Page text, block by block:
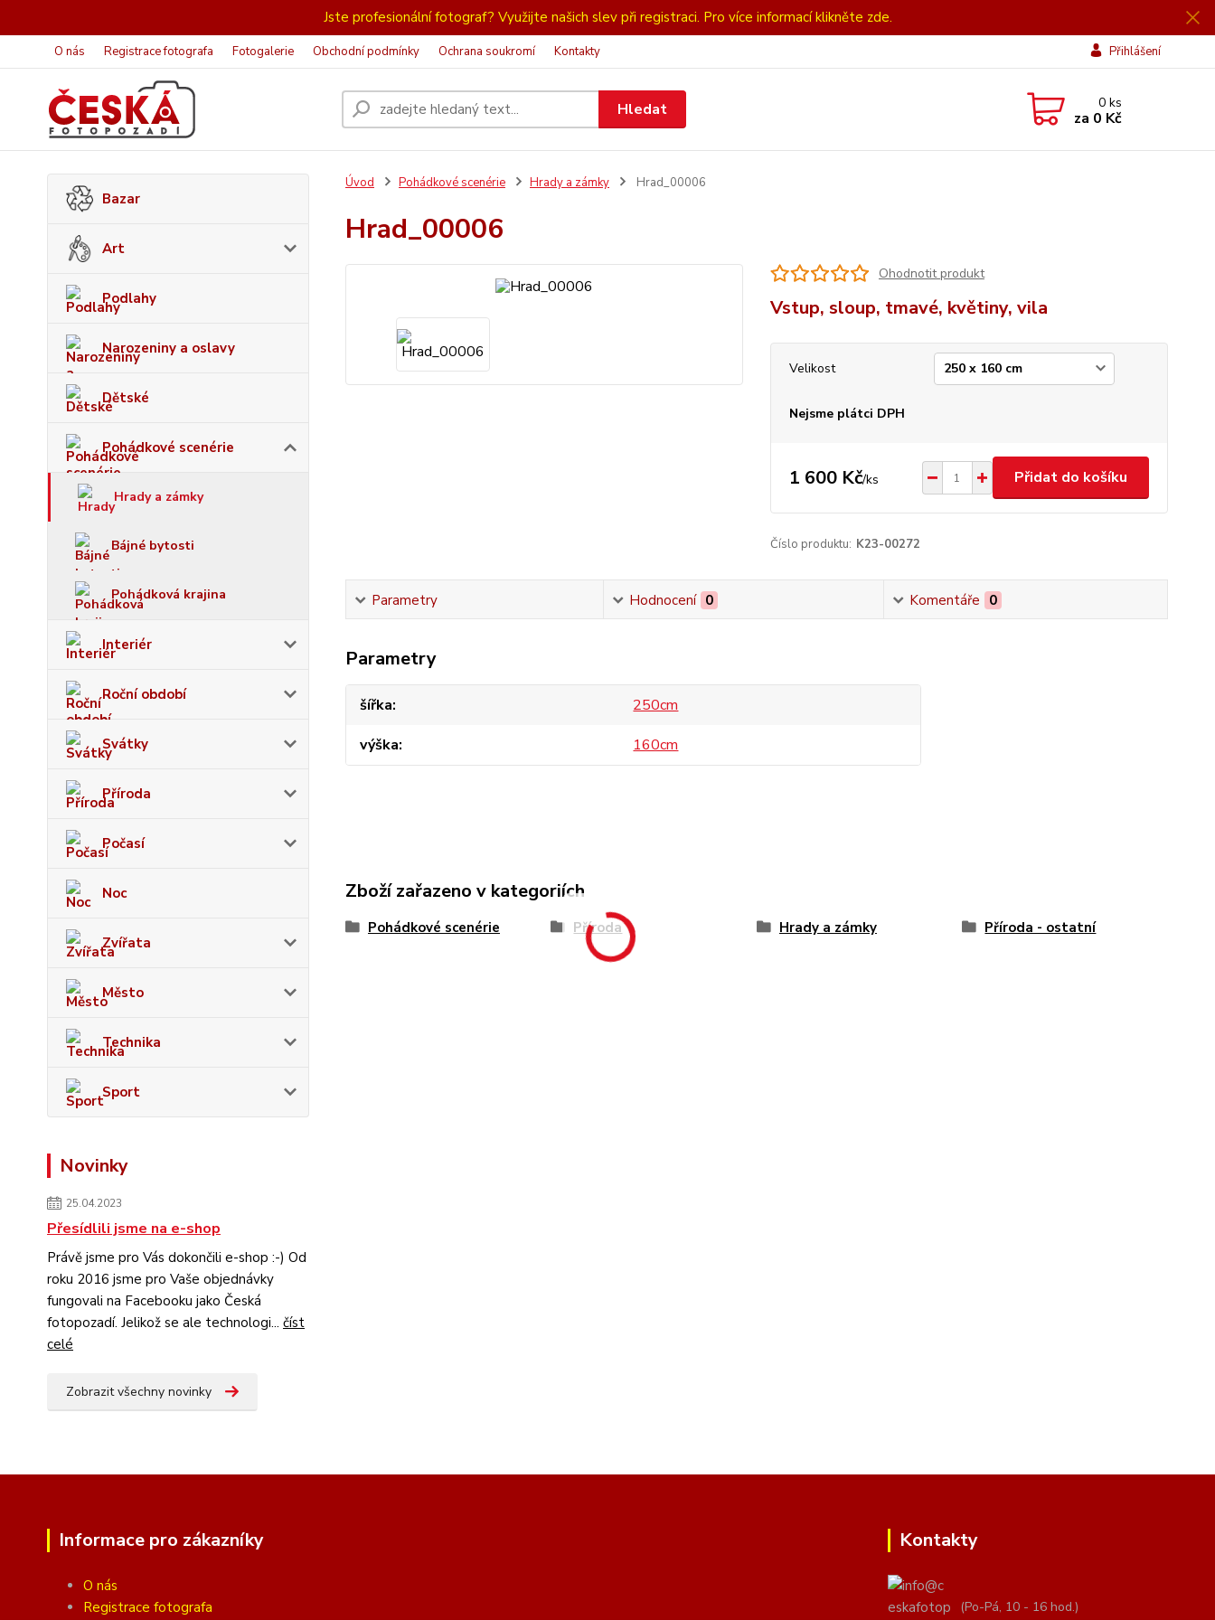
Jste profesionální fotograf? Využijte našich slev při registraci. Pro více informací klikněte zde.
O nás Registrace fotografa Fotogalerie Obchodní podmínky Ochrana soukromí Kontakty Přihlášení
Hledat 0ks
za 0 Kč
Bazar
Art
Podlahy
Narozeniny a oslavy
Dětské
Pohádkové scenérie
Hrady a zámky
Bájné bytosti
Pohádková krajina
Interiér
Roční období
Svátky
Příroda
Počasí
Noc
Zvířata
Město
Technika
Sport
Novinky
25.04.2023
Přesídlili jsme na e-shop
Právě jsme pro Vás dokončili e-shop :-) Od
roku 2016 jsme pro Vaše objednávky
fungovali na Facebooku jako Česká
fotopozadí. Jelikož se ale technologi... číst
celé
Zobrazit všechny novinky
Úvod Pohádkové scenérie Hrady a zámky Hrad_00006
Hrad_00006
Ohodnotit produkt
Vstup, sloup, tmavé, květiny, vila
Velikost
Nejsme plátci DPH
1 600 Kč/ks Přidat do košíku
Číslo produktu: K23-00272
Parametry Hodnocení 0 Komentáře 0
Parametry
šířka
250cm
výška
160cm
Zboží zařazeno v kategoriích
Pohádkové scenérie Příroda Hrady a zámky Příroda - ostatní
Informace pro zákazníky
O nás
Registrace fotografa
Kontakty
(Po-Pá, 10 - 16 hod.)